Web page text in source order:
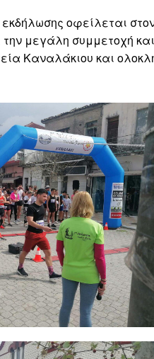
οφείλεται
μεγάλη συμμετοχή
Καναλάκιου και